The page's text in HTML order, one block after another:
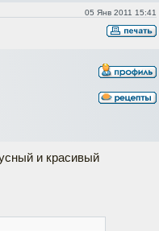
05 Янв 2011 15:41
и красивый